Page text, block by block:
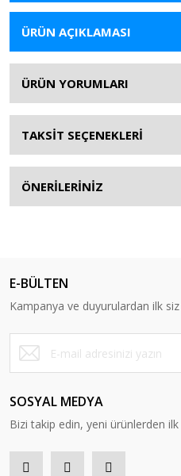
ÜRÜN AÇIKLAMASI
ÜRÜN YORUMLARI
TAKSİT SEÇENEKLERİ
ÖNERİLERİNİZ
E-BÜLTEN
Kampanya ve duyurulardan ilk
SOSYAL MEDYA
Bizi takip edin, yeni ürünlerden